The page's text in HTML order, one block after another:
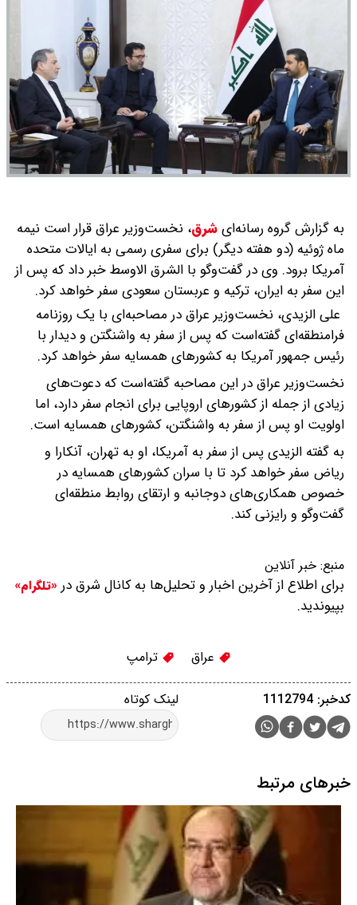
به گزارش گروه رسانه‌ایشرق، نخست‌وزیر عراق قرار است نیمه
ماه ژوئیه (دو هفته دیگر) برای سفری رسمی به ایالات متحده
آمریکا برود. وی در گفت‌وگو با الشرق الاوسط خبر داد که پس از
این سفر به ایران، ترکیه و عربستان سعودی سفر خواهد کرد.
علی الزیدی، نخست‌وزیر عراق در مصاحبه‌ای با یک روزنامه
فرامنطقه‌ای گفته‌است که پس از سفر به واشنگتن و دیدار با
رئیس جمهور آمریکا به کشورهای همسایه سفر خواهد کرد.
نخست‌وزیر عراق در این مصاحبه گفته‌است که دعوت‌های
زیادی از جمله از کشورهای اروپایی برای انجام سفر دارد، اما
اولویت او پس از سفر به واشنگتن، کشورهای همسایه است.
به گفته الزیدی پس از سفر به آمریکا، او به تهران، آنکارا و
ریاض سفر خواهد کرد تا با سران کشورهای همسایه در
خصوص همکاری‌های دوجانبه و ارتقای روابط منطقه‌ای
گفت‌وگو و رایزنی کند.
منبع: خبر آنلاین
برای اطلاع از آخرین اخبار و تحلیل‌ها به کانال شرق در «تلگرام»
بپیوندید.
عراق ترامپ
لینک کوتاه کدخبر: 1112794
خبرهای مرتبط